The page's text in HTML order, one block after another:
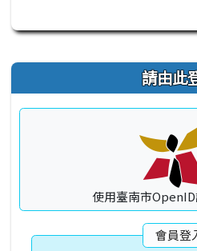
右邊區域內容 請由此
使用臺南市
會員登